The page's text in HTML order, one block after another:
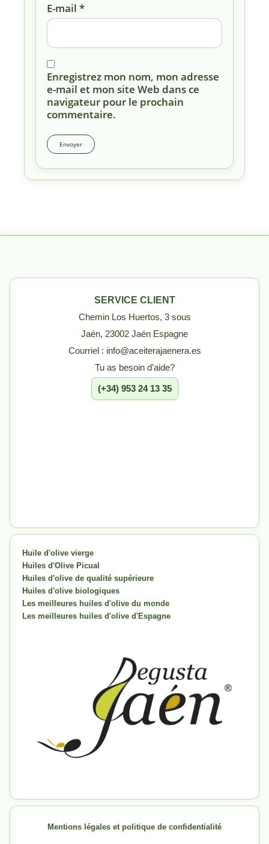
E-mail *
Enregistrez mon nom, mon adresse
e-mail et mon site Web dans ce
navigateur pour le prochain
commentaire.
SERVICE CLIENT
Chemin Los Huertos, 3 sous
Jaén, 23002 Jaén Espagne
Courriel : info@aceiterajaenera.es
Tu as besoin d'aide?
(+34) 953 24 13 35
Huile d'olive vierge
Huiles d'Olive Picual
Huiles d'olive de qualité supérieure
Huiles d'olive biologiques
Les meilleures huiles d'olive du monde
Les meilleures huiles d'olive d'Espagne
Mentions légales et politique de confidentialité